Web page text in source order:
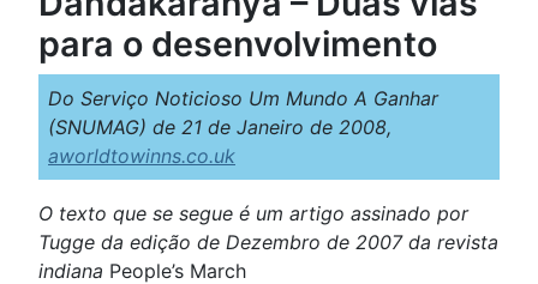
para o desenvolvimento
Do Serviço Noticioso Um Mundo A Ganhar
(SNUMAG) de 21 de Janeiro de 2008,
aworldtowinns.co.uk
O texto que se segue é um artigo assinado por
Tugge da edição de Dezembro de 2007 da revista
indiana People’s March